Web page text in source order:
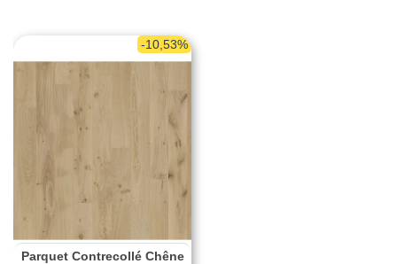
-10,53%
Parquet Contrecollé Chêne